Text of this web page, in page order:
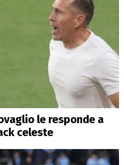
le responde a
celeste